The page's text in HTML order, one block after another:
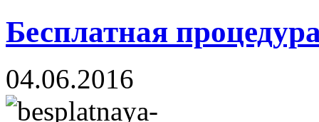
Бесплатная
04.06.2016